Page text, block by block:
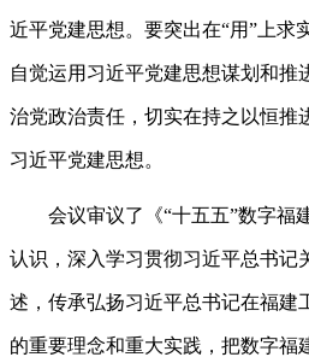
近平党建思想。要突出在“用”上求
自觉运用习近平党建思想谋划和推
治党政治责任，切实在持之以恒推
习近平党建思想。
会议审议了《“十五五”数字福
认识，深入学习贯彻习近平总书记
述，传承弘扬习近平总书记在福建
的重要理念和重大实践，把数字福